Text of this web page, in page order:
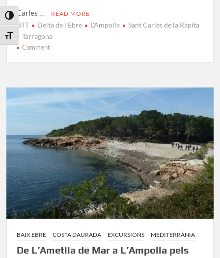
Toggle High Contrast
Toggle Font size
Carles …
READ MORE
BTT Delta de l'Ebre L'Ampolla
Sant Carles de la Ràpita
Tarragona
Commenton
L’Ampolla
de
la
Delta
de
l’Ebre
BAIX EBRE COSTA DAURADA EXCURSIONS MEDITERRÀNIA
De L’Ametlla de Mar a L’Ampolla pels